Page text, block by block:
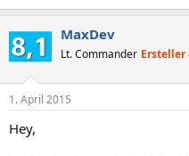
MaxDev
Lt. Commander Ersteller
1. April 2015
Hey,